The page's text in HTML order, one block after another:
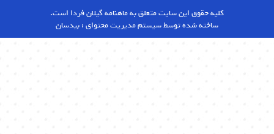
کلیه حقوق این سایت متعلق به ماهنامه گیلان فردا است.
ساخته شده توسط سیستم مدیریت محتوای :بیدسان